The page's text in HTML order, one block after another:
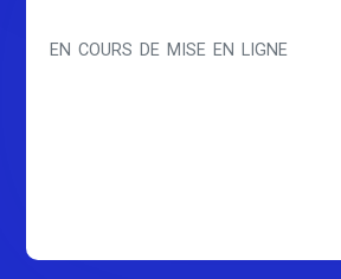
EN COURS DE MISE EN LIGNE